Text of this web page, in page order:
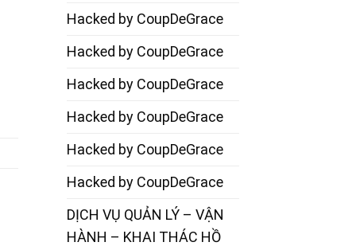
Hacked by CoupDeGrace
Hacked by CoupDeGrace
Hacked by CoupDeGrace
Hacked by CoupDeGrace
Hacked by CoupDeGrace
Hacked by CoupDeGrace
DỊCH VỤ QUẢN LÝ – VẬN
HÀNH – KHAI THÁC HỒ